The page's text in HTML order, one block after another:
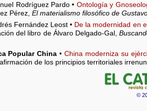
Rodríguez Pardo • Ontología y
Pérez,El materialismo filosófico de
Fernández Leost • De la modernidad en
del libro de Álvaro Delgado-Gal,
Popular China •China moderniza su
de los principios territoriales
©